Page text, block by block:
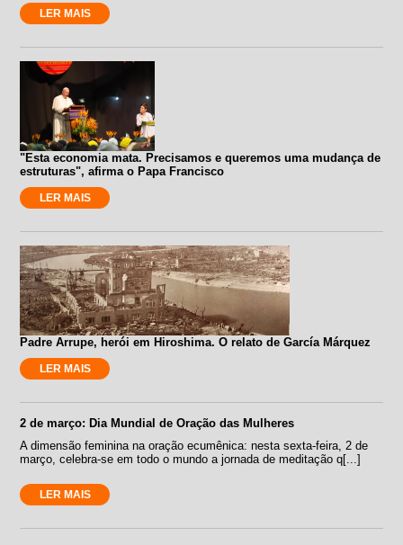
LER MAIS
"Esta economia mata. Precisamos e queremos uma mudança de
estruturas", afirma o Papa Francisco
LER MAIS
Padre Arrupe, herói em Hiroshima. O relato de García Márquez
LER MAIS
2 de março: Dia Mundial de Oração das Mulheres
A dimensão feminina na oração ecumênica: nesta sexta-feira, 2 de
março, celebra-se em todo o mundo a jornada de meditação q[...]
LER MAIS